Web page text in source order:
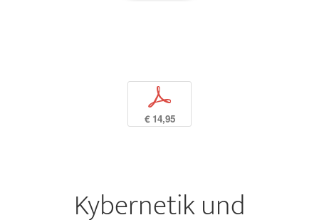
p
€ 14,95
Kybernetik und